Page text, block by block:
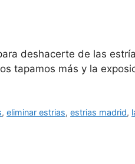
deshacerte de las
tapamos más y la
,eliminar estrias,estrias madrid,